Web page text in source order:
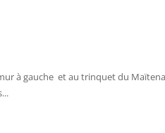
à gauche et au trinquet du